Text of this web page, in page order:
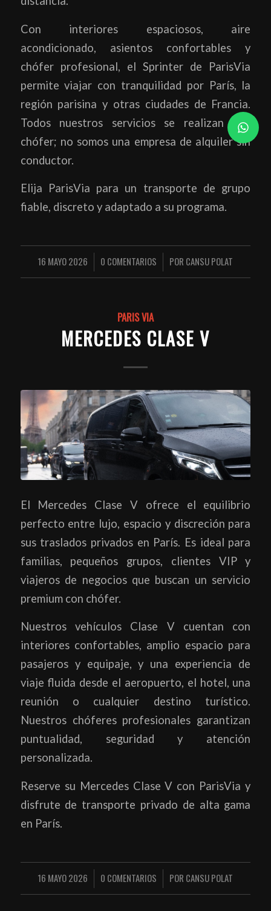
Con interiores espaciosos, aire
acondicionado, asientos confortables y
chófer profesional, el Sprinter de ParisVia
permite viajar con tranquilidad por París, la
región parisina y otras ciudades de Francia.
Todos nuestros servicios se realizan con
chófer; no somos una empresa de alquiler sin
conductor.
Elija ParisVia para un transporte de grupo
fiable, discreto y adaptado a su programa.
16 MAYO 2026
/ 0 COMENTARIOS
/ POR CANSU POLAT
PARIS VIA
MERCEDES CLASE V
El Mercedes Clase V ofrece el equilibrio
perfecto entre lujo, espacio y discreción para
sus traslados privados en París. Es ideal para
familias, pequeños grupos, clientes VIP y
viajeros de negocios que buscan un servicio
premium con chófer.
Nuestros vehículos Clase V cuentan con
interiores confortables, amplio espacio para
pasajeros y equipaje, y una experiencia de
viaje fluida desde el aeropuerto, el hotel, una
reunión o cualquier destino turístico.
Nuestros chóferes profesionales garantizan
puntualidad, seguridad y atención
personalizada.
Reserve su Mercedes Clase V con ParisVia y
disfrute de transporte privado de alta gama
en París.
16 MAYO 2026
/ 0 COMENTARIOS
/ POR CANSU POLAT